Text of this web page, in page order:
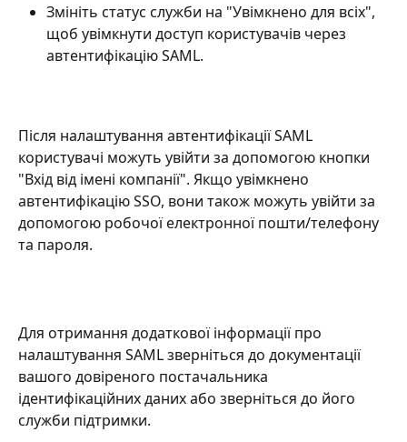
Змініть статус служби на "Увімкнено для всіх",
щоб увімкнути доступ користувачів через
автентифікацію SAML.
Після налаштування автентифікації SAML
користувачі можуть увійти за допомогою кнопки
"Вхід від імені компанії". Якщо увімкнено
автентифікацію SSO, вони також можуть увійти за
допомогою робочої електронної пошти/телефону
та пароля.
Для отримання додаткової інформації про
налаштування SAML зверніться до документації
вашого довіреного постачальника
ідентифікаційних даних або зверніться до його
служби підтримки.